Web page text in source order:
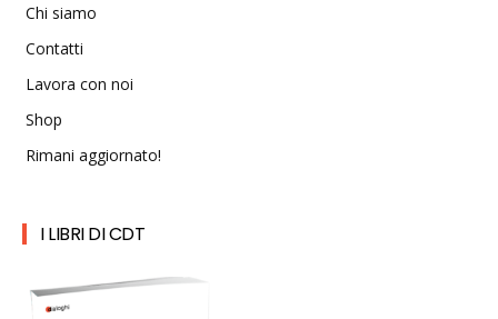
Chi siamo
Contatti
Lavora con noi
Shop
Rimani aggiornato!
I LIBRI DI CDT